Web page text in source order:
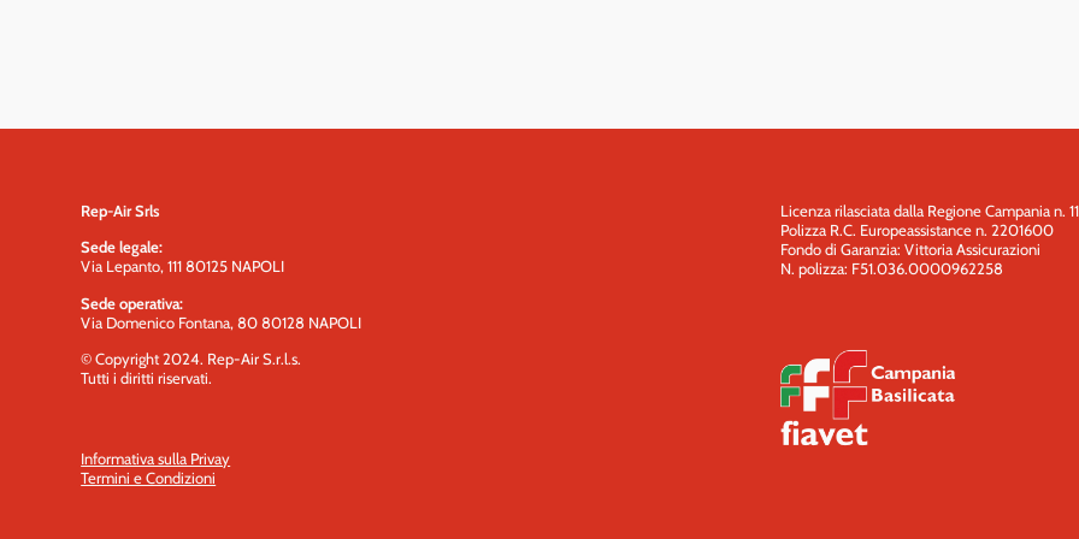
Rep-Air Srls
Sede legale:
Via Lepanto, 111 80125 NAPOLI
Sede operativa:
Via Domenico Fontana, 80 80128 NAPOLI
Licenza rilasciata dalla Regione Campania n.
Polizza R.C. Europeassistance n. 2201600
Fondo di Garanzia: Vittoria Assicurazioni
N. polizza: F51.036.0000962258
© Copyright 2024. Rep-Air S.r.l.s.
Tutti i diritti riservati.
Informativa sulla Privay
Termini e Condizioni